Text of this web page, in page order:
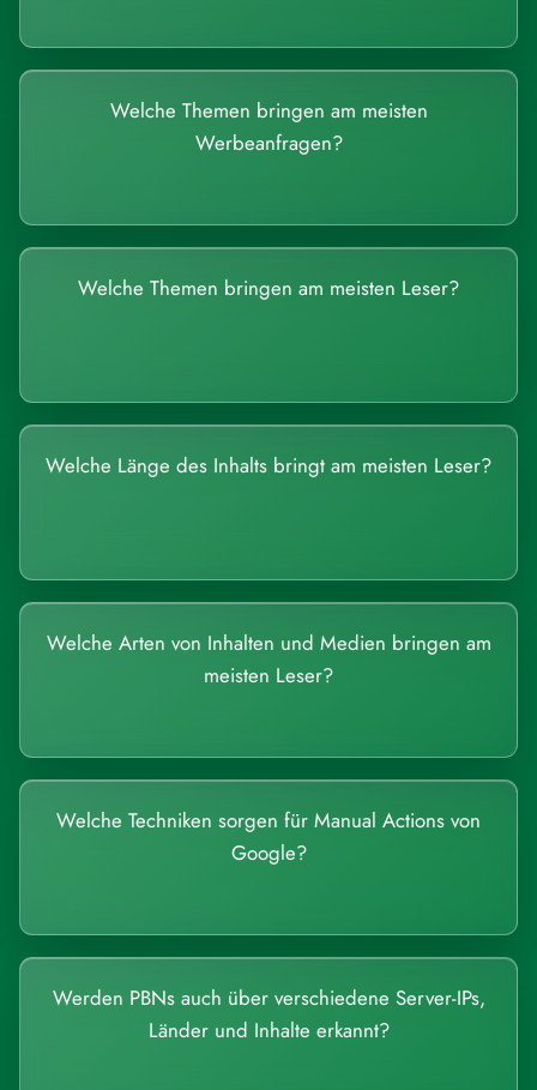
Welche Themen bringen am meisten
Werbeanfragen?
Welche Themen bringen am meisten Leser?
Welche Länge des Inhalts bringt am meisten Leser?
Welche Arten von Inhalten und Medien bringen am
meisten Leser?
Welche Techniken sorgen für Manual Actions von
Google?
Werden PBNs auch über verschiedene Server-IPs,
Länder und Inhalte erkannt?